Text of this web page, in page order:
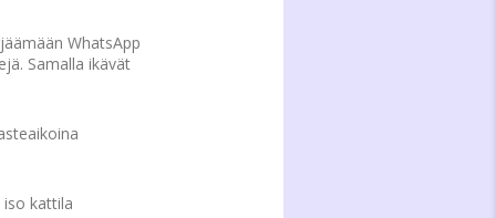
WhatsApp
Samalla ikävät
kattila